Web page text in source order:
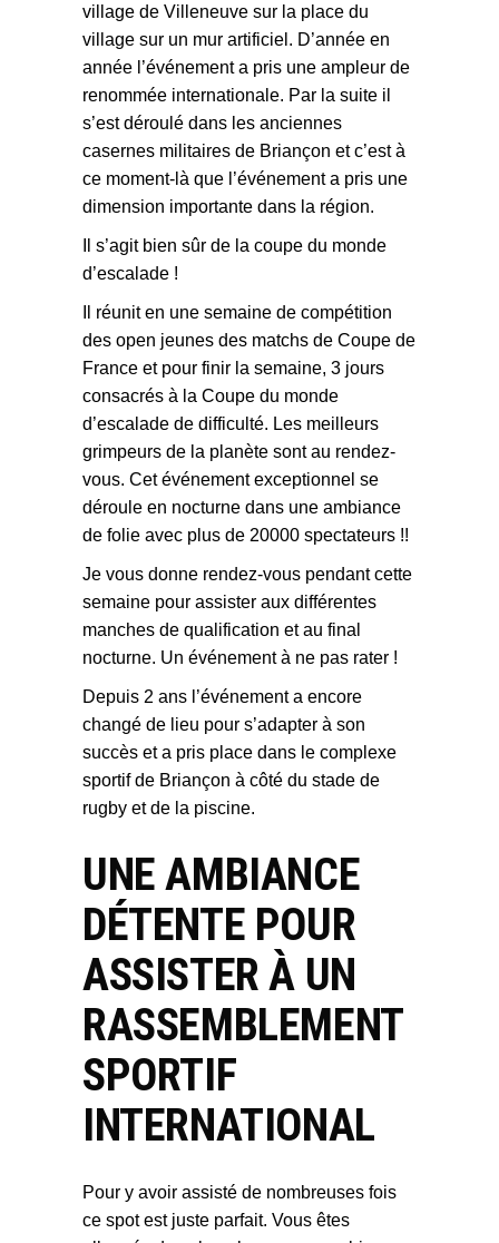
village de Villeneuve sur la place du
village sur un mur artificiel. D’année en
année l’événement a pris une ampleur de
renommée internationale. Par la suite il
s’est déroulé dans les anciennes
casernes militaires de Briançon et c’est à
ce moment-là que l’événement a pris une
dimension importante dans la région.
Il s’agit bien sûr de la coupe du monde
d’escalade !
Il réunit en une semaine de compétition
des open jeunes des matchs de Coupe de
France et pour finir la semaine, 3 jours
consacrés à la Coupe du monde
d’escalade de difficulté. Les meilleurs
grimpeurs de la planète sont au rendez-
vous. Cet événement exceptionnel se
déroule en nocturne dans une ambiance
de folie avec plus de 20000 spectateurs !!
Je vous donne rendez-vous pendant cette
semaine pour assister aux différentes
manches de qualification et au final
nocturne. Un événement à ne pas rater !
Depuis 2 ans l’événement a encore
changé de lieu pour s’adapter à son
succès et a pris place dans le complexe
sportif de Briançon à côté du stade de
rugby et de la piscine.
UNE AMBIANCE
DÉTENTE POUR
ASSISTER À UN
RASSEMBLEMENT
SPORTIF
INTERNATIONAL
Pour y avoir assisté de nombreuses fois
ce spot est juste parfait. Vous êtes